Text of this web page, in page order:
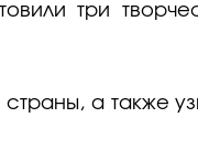
три
а также